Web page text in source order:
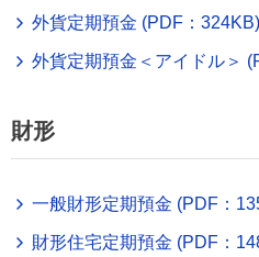
外貨定期預金 (PDF：324KB)
外貨定期預金＜アイドル＞
財形
一般財形定期預金 (PDF：
財形住宅定期預金 (PDF：